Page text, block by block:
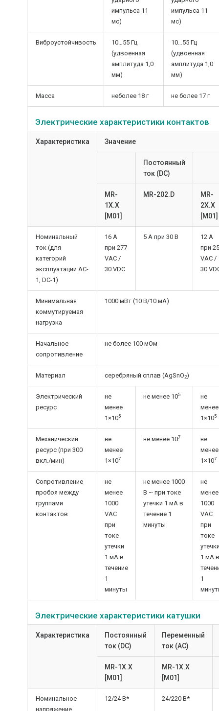
импульса 11
мс)
импульса 11
мс)
Виброустойчивость
10…55 Гц
(удвоенная
амплитуда 1,0
мм)
10…55 Гц
(удвоенная
амплитуда 1,0
мм)
Масса неболее 18 г не более 17 г
Электрические характеристики контактов
Характеристика Значение
Постоянный
ток (DC)
MR-
1X.X
[M01]
MR-202.D
MR-
2X.X
[M01]
Номинальный
ток (для
категорий
эксплуатации AC-
1, DC-1)
16 A
при 277
VAC /
30 VDC
5 А при 30 В
12 A
при
VAC /
30
Минимальная
коммутируемая
нагрузка
1000 мВт (10 В/10 мА)
Начальное
сопротивление
не более 100 мОм
Материал серебряный сплав (AgSnO2)
Электрический
ресурс
не
менее
1×105
не менее 105
не
менее
1×105
Механический
ресурс (при 300
вкл./мин)
не
менее
1×107
не менее 107
не
менее
1×107
Сопротивление
пробоя между
группами
контактов
не
менее
1000
VAC
при
токе
утечки
1 мА в
течение
1
минуты
не менее 1000
В ~ при токе
утечки 1 мА в
течение 1
минуты
не
менее
1000
VAC
при
токе
1 мА в
1
Электрические характеристики катушки
Характеристика
Постоянный
ток (DC)
Переменный
ток (AC)
MR-1X.X
[M01]
MR-1X.X
[M01]
Номинальное
напряжение
12/24 В* 24/220 В*